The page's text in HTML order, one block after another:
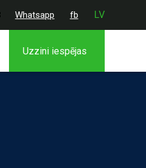
Whatsapp fb LV
Uzzini iespējas